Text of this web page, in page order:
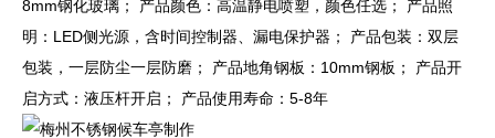
8mm钢化玻璃； 产品颜色：高温静电喷塑，颜色任选； 产品照
明：LED侧光源，含时间控制器、漏电保护器； 产品包装：双层
包装，一层防尘一层防磨； 产品地角钢板：10mm钢板； 产品开
启方式：液压杆开启； 产品使用寿命：5-8年